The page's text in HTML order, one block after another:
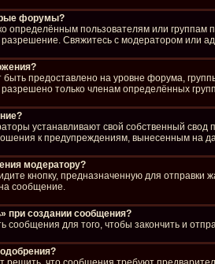
форумы?
определённым пользователям или группам
Свяжитесь с модератором или
предоставлено на уровне форума,
только членам определённых
устанавливают свой собственный
к предупреждениям, вынесенным на
модератору?
кнопку, предназначенную для
сообщение.
при создании сообщения?
сообщения для того, чтобы закончить и